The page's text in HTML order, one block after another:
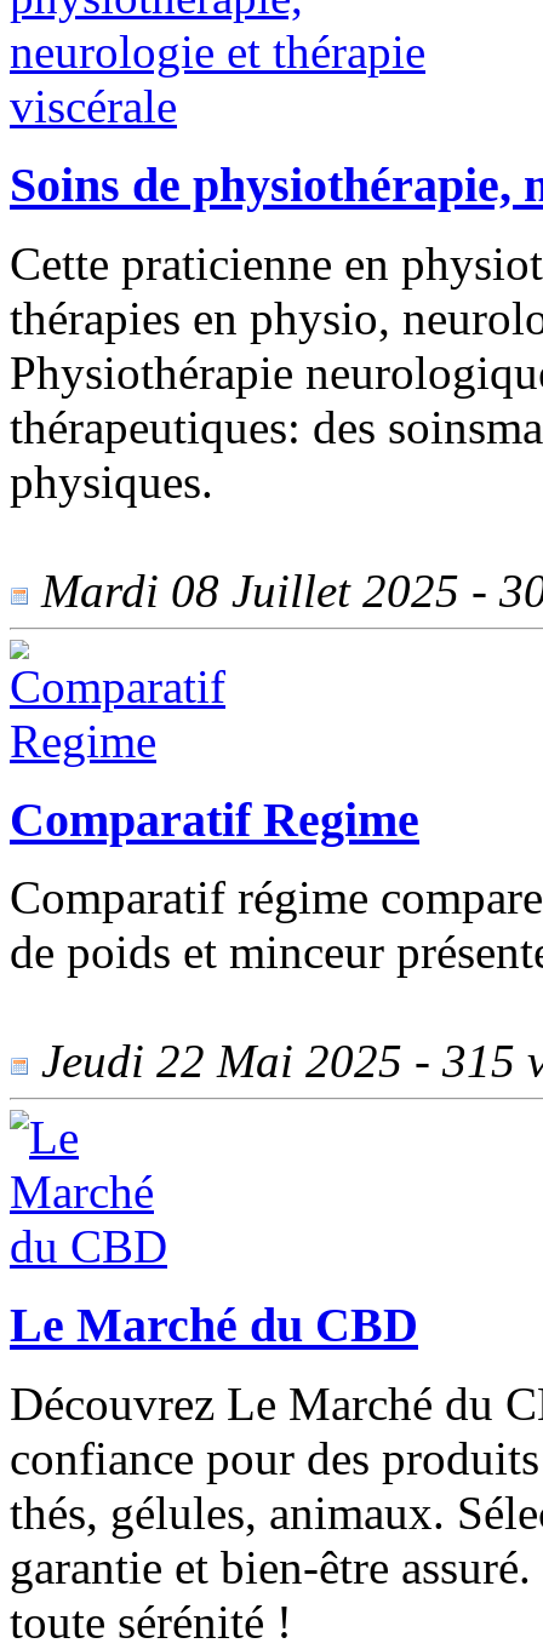
Soins de physiothérapie,
Cette praticienne en
thérapies en physio,
Physiothérapie
thérapeutiques: des
physiques.
Mardi 08 Juillet 2025 -
Comparatif Regime
Comparatif régime
de poids et minceur
Jeudi 22 Mai 2025 - 315
Le Marché du CBD
Découvrez Le Marché du
confiance pour des
thés, gélules, animaux.
garantie et bien-être
toute sérénité !